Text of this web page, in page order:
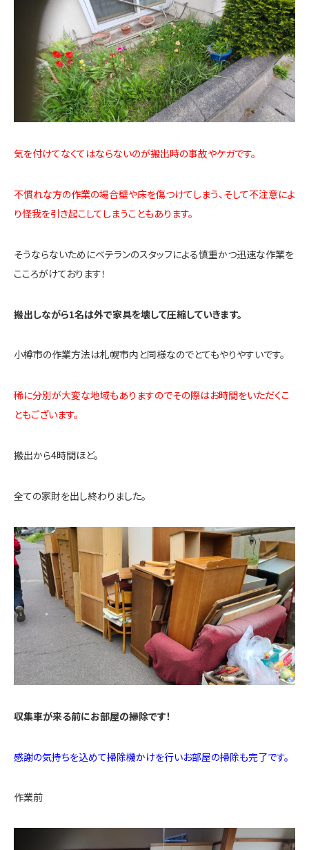
気を付けてなくてはならないのが搬出時の事故やケガです。
不慣れな方の作業の場合壁や床を傷つけてしまう、そして不注意によ
り怪我を引き起こしてしまうこともあります。
そうならないためにベテランのスタッフによる慎重かつ迅速な作業を
こころがけております！
搬出しながら1名は外で家具を壊して圧縮していきます。
小樽市の作業方法は札幌市内と同様なのでとてもやりやすいです。
稀に分別が大変な地域もありますのでその際はお時間をいただくこ
ともございます。
搬出から4時間ほど。
全ての家財を出し終わりました。
収集車が来る前にお部屋の掃除です！
感謝の気持ちを込めて掃除機かけを行いお部屋の掃除も完了です。
作業前